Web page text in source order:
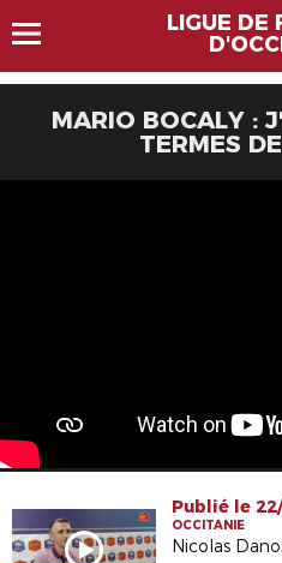
LIGUE DE
MARIO BOCALY :
TERMES
Publié le
OCCITANIE